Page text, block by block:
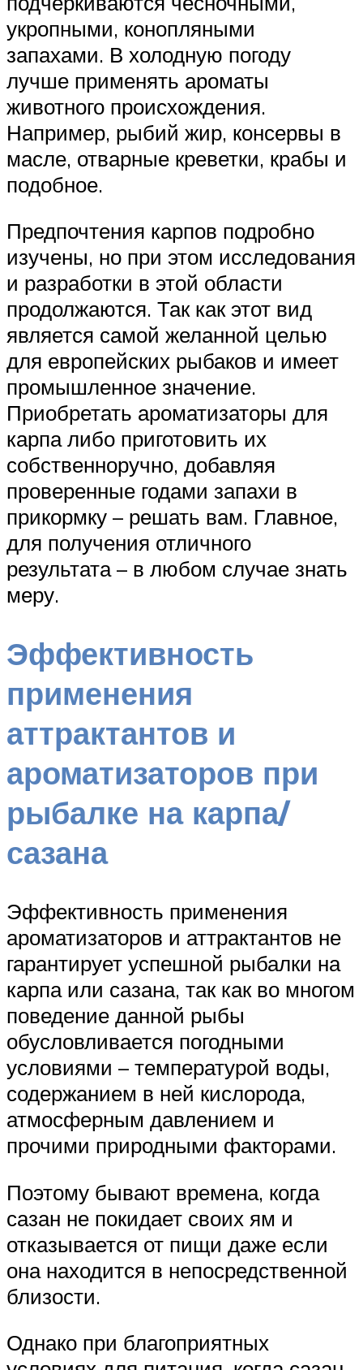
укропными, конопляными
запахами. В холодную погоду
лучше применять ароматы
животного происхождения.
Например, рыбий жир, консервы в
масле, отварные креветки, крабы и
подобное.
Предпочтения карпов подробно
изучены, но при этом исследования
и разработки в этой области
продолжаются. Так как этот вид
является самой желанной целью
для европейских рыбаков и имеет
промышленное значение.
Приобретать ароматизаторы для
карпа либо приготовить их
собственноручно, добавляя
проверенные годами запахи в
прикормку – решать вам. Главное,
для получения отличного
результата – в любом случае знать
меру.
Эффективность
применения
аттрактантов и
ароматизаторов при
рыбалке на карпа/
сазана
Эффективность применения
ароматизаторов и аттрактантов не
гарантирует успешной рыбалки на
карпа или сазана, так как во многом
поведение данной рыбы
обусловливается погодными
условиями – температурой воды,
содержанием в ней кислорода,
атмосферным давлением и
прочими природными факторами.
Поэтому бывают времена, когда
сазан не покидает своих ям и
отказывается от пищи даже если
она находится в непосредственной
близости.
Однако при благоприятных